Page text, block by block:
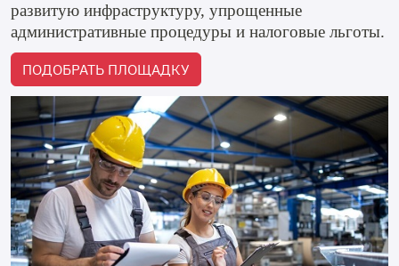
развитую инфраструктуру, упрощенные
административные процедуры и налоговые льготы.
ПОДОБРАТЬ ПЛОЩАДКУ